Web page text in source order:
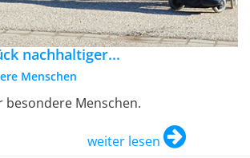
nachhaltiger...
Menschen
besondere Menschen.
weiter lesen